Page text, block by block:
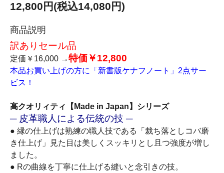
12,800円(税込14,080円)
商品説明
訳ありセール品
定価￥16,000 →特価￥12,800
本品お買い上げの方に「新書版ケナフノート」2点サー
ビス！
高クオリィティ【Made in Japan】シリーズ
─ 皮革職人による伝統の技 ─
● 縁の仕上げは熟練の職人技である「裁ち落としコバ磨
き仕上げ」見た目は美しくスッキリとし且つ強度が増し
ました。
● Rの曲線を丁寧に仕上げる縫いと念引きの技。